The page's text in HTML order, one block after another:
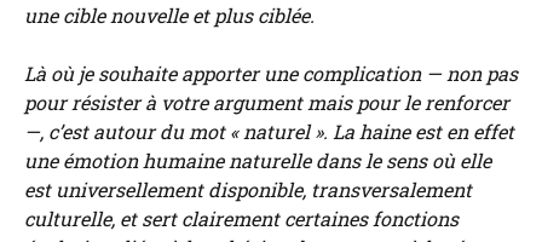
une cible nouvelle et plus ciblée.
Là où je souhaite apporter une complication — non pas
pour résister à votre argument mais pour le renforcer
—, c’est autour du mot « naturel ». La haine est en effet
une émotion humaine naturelle dans le sens où elle
est universellement disponible, transversalement
culturelle, et sert clairement certaines fonctions